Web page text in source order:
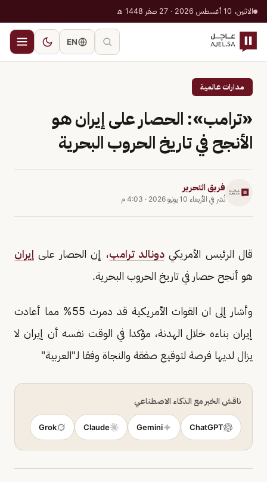
الاثنين، 10 أغسطس 2026 · 27 صفر 1448 هـ
EN
مدارات عالمية
«ترامب»: الحصار على إيران هو
الأنجح في تاريخ الحروب البحرية
فريق التحرير
نُشر في الأربعاء 10 يونيو 2026 · 4:03 م
قال الرئيس الأمريكيدونالد ترامب، إن الحصار على إيران
هو أنجح حصار في تاريخ الحروب البحرية.
وأشار إلى ان القوات الأمريكية قد دمرت 55% مما أعادت
إيران بناءه خلال الهدنة، مؤكدا في الوقت نفسه أن إيران لا
يزال لديها فرصة لتوقيع صفقة والنجاة وفقا لـ"العربية"
ناقش الخبر مع الذكاء الاصطناعي
ChatGPT
Gemini
Claude
Grok